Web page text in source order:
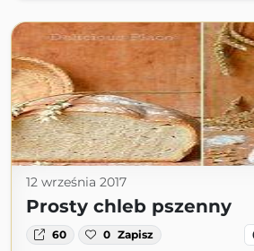
12 września 2017
Prosty chleb pszenny
60 0 Zapisz